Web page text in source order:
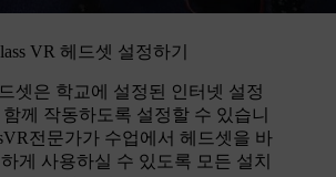
VR 헤드셋 설정하기
셋은 학교에 설정된 인터넷 설정
께 작동하도록 설정할 수 있습니
전문가가 수업에서 헤드셋을 바
게 사용하실 수 있도록 모든 설치